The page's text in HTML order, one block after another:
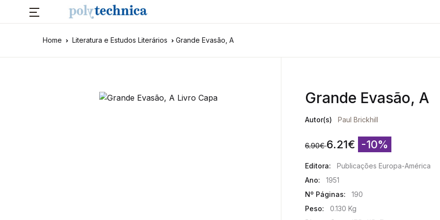
Home Literatura e Estudos Literários Grande Evasão, A
Grande Evasão, A
Autor(s) Paul Brickhill
6.90€ 6.21€ -10%
Editora:
Publicações Europa-América
Ano:
1951
Nº Páginas:
190
Peso:
0.130 Kg